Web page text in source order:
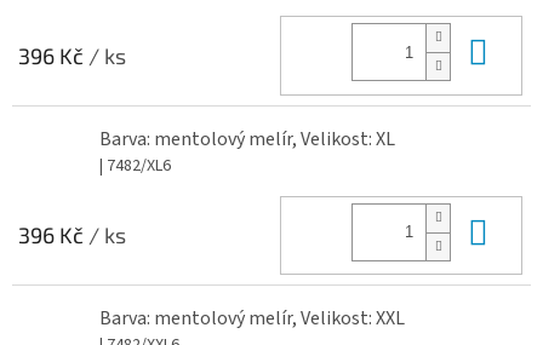
396 Kč / ks
Barva: mentolový melír, Velikost: XL
| 7482/XL6
396 Kč / ks
Barva: mentolový melír, Velikost: XXL